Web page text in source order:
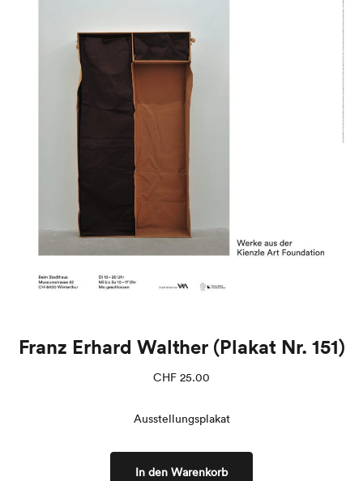
Franz Erhard Walther (Plakat Nr. 151)
CHF 25.00
Ausstellungsplakat
In den Warenkorb